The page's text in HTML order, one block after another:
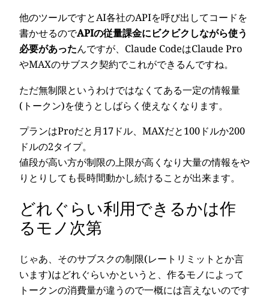
他のツールですとAI各社のAPIを呼び出してコードを
書かせるのでAPIの従量課金にビクビクしながら使う
必要があったんですが、Claude CodeはClaude Pro
やMAXのサブスク契約でこれができるんですね。
ただ無制限というわけではなくてある一定の情報量
(トークン)を使うとしばらく使えなくなります。
プランはProだと月17ドル、MAXだと100ドルか200
ドルの2タイプ。
値段が高い方が制限の上限が高くなり大量の情報をや
りとりしても長時間動かし続けることが出来ます。
どれぐらい利用できるかは作
るモノ次第
じゃあ、そのサブスクの制限(レートリミットとか言
います)はどれぐらいかというと、作るモノによって
トークンの消費量が違うので一概には言えないのです